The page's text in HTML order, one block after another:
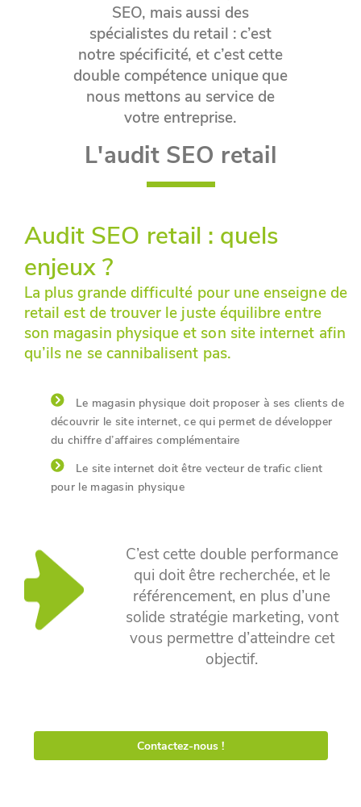
SEO, mais aussi des
spécialistes du retail : c’est
notre spécificité, et c’est cette
double compétence unique que
nous mettons au service de
votre entreprise.
L'audit SEO retail
Audit SEO retail : quels
enjeux ?
La plus grande difficulté pour une enseigne de
retail est de trouver le juste équilibre entre
son magasin physique et son site internet afin
qu’ils ne se cannibalisent pas.
Le magasin physique doit proposer à ses clients de
découvrir le site internet, ce qui permet de développer
du chiffre d’affaires complémentaire
Le site internet doit être vecteur de trafic client
pour le magasin physique
C’est cette double performance
qui doit être recherchée, et le
référencement, en plus d’une
solide stratégie marketing, vont
vous permettre d’atteindre cet
objectif.
Contactez-nous !